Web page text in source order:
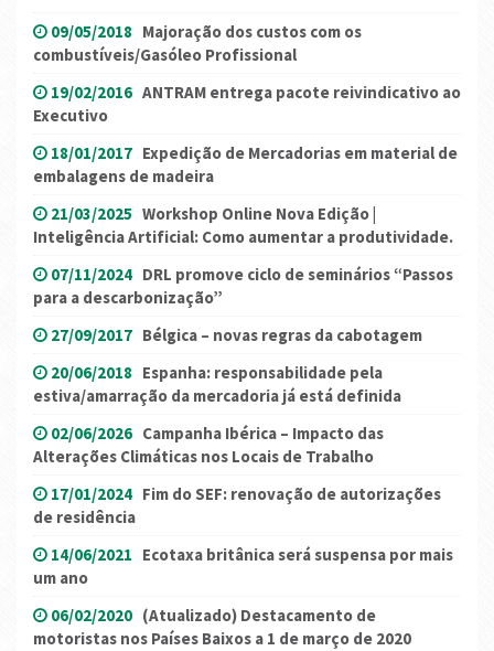
09/05/2018 Majoração dos custos com os
combustíveis/Gasóleo Profissional
19/02/2016 ANTRAM entrega pacote reivindicativo ao
Executivo
18/01/2017 Expedição de Mercadorias em material de
embalagens de madeira
21/03/2025 Workshop Online Nova Edição |
Inteligência Artificial: Como aumentar a produtividade.
07/11/2024 DRL promove ciclo de seminários “Passos
para a descarbonização”
27/09/2017 Bélgica – novas regras da cabotagem
20/06/2018 Espanha: responsabilidade pela
estiva/amarração da mercadoria já está definida
02/06/2026 Campanha Ibérica – Impacto das
Alterações Climáticas nos Locais de Trabalho
17/01/2024 Fim do SEF: renovação de autorizações
de residência
14/06/2021 Ecotaxa britânica será suspensa por mais
um ano
06/02/2020 (Atualizado) Destacamento de
motoristas nos Países Baixos a 1 de março de 2020